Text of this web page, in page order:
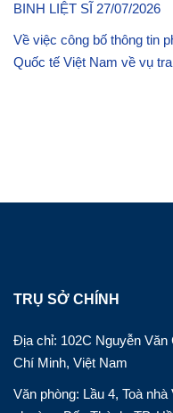
BINH LIỆT SĨ 27/07/2026
Về việc công bố thông tin
Quốc tế Việt Nam về vụ
TRỤ SỞ CHÍNH
Địa chỉ: 102C Nguyễn
Chí Minh, Việt Nam
Văn phòng: Lầu 4, Toà